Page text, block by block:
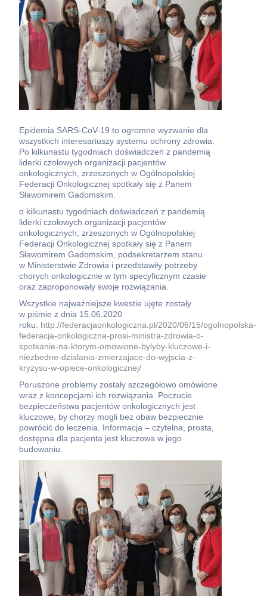
Epidemia SARS-CoV-19 to ogromne wyzwanie dla
wszystkich interesariuszy systemu ochrony zdrowia.
Po kilkunastu tygodniach doświadczeń z pandemią
liderki czołowych organizacji pacjentów
onkologicznych, zrzeszonych w Ogólnopolskiej
Federacji Onkologicznej spotkały się z Panem
Sławomirem Gadomskim.
o kilkunastu tygodniach doświadczeń z pandemią
liderki czołowych organizacji pacjentów
onkologicznych, zrzeszonych w Ogólnopolskiej
Federacji Onkologicznej spotkały się z Panem
Sławomirem Gadomskim, podsekretarzem stanu
w Ministerstwie Zdrowia i przedstawiły potrzeby
chorych onkologicznie w tym specyficznym czasie
oraz zaproponowały swoje rozwiązania.
Wszystkie najważniejsze kwestie ujęte zostały
w piśmie z dnia 15.06.2020
roku: http://federacjaonkologiczna.pl/2020/06/15/ogolnopolska-
federacja-onkologiczna-prosi-ministra-zdrowia-o-
spotkanie-na-ktorym-omowione-bylyby-kluczowe-i-
niezbedne-dzialania-zmierzajace-do-wyjscia-z-
kryzysu-w-opiece-onkologicznej/
Poruszone problemy zostały szczegółowo omówione
wraz z koncepcjami ich rozwiązania. Poczucie
bezpieczeństwa pacjentów onkologicznych jest
kluczowe, by chorzy mogli bez obaw bezpiecznie
powrócić do leczenia. Informacja – czytelna, prosta,
dostępna dla pacjenta jest kluczowa w jego
budowaniu.